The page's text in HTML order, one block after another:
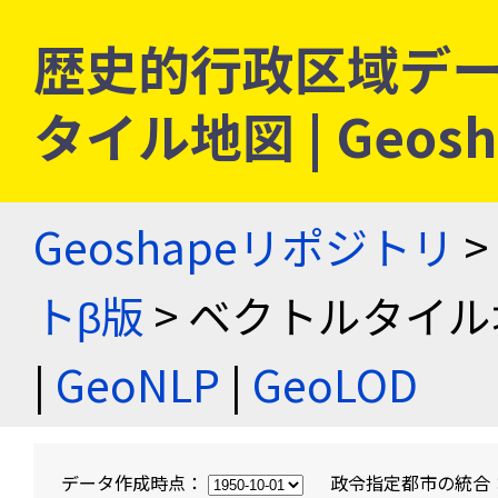
歴史的行政区域デ
タイル地図 |
Geoshapeリポジトリ >
トβ版 > ベクトルタイ
| GeoNLP | GeoLOD
データ作成時点： 政令指定都市の統